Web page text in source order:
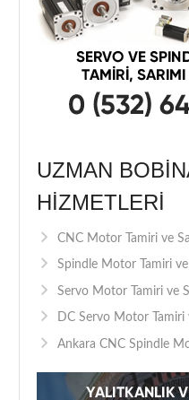
UZMAN
HIZMETLERI
CNC Motor Tamiri ve
Spindle Motor Tamiri ve
Servo Motor Tamiri ve
DC Servo Motor Tamiri
Ankara CNC Spindle